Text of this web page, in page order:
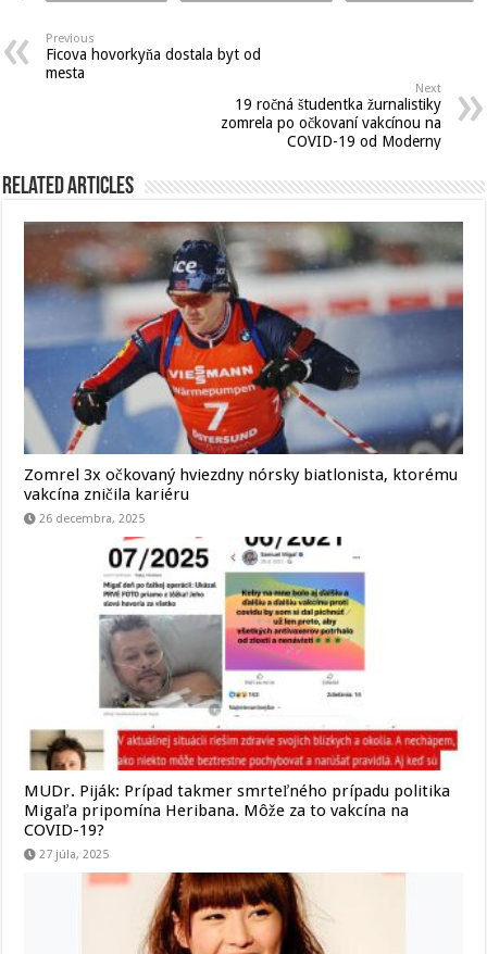
Previous
Ficova hovorkyňa dostala byt od
mesta
Next
19 ročná študentka žurnalistiky
zomrela po očkovaní vakcínou na
COVID-19 od Moderny
Related Articles
Zomrel 3x očkovaný hviezdny nórsky biatlonista, ktorému
vakcína zničila kariéru
26 decembra, 2025
MUDr. Piják: Prípad takmer smrteľného prípadu politika
Migaľa pripomína Heribana. Môže za to vakcína na
COVID-19?
27 júla, 2025